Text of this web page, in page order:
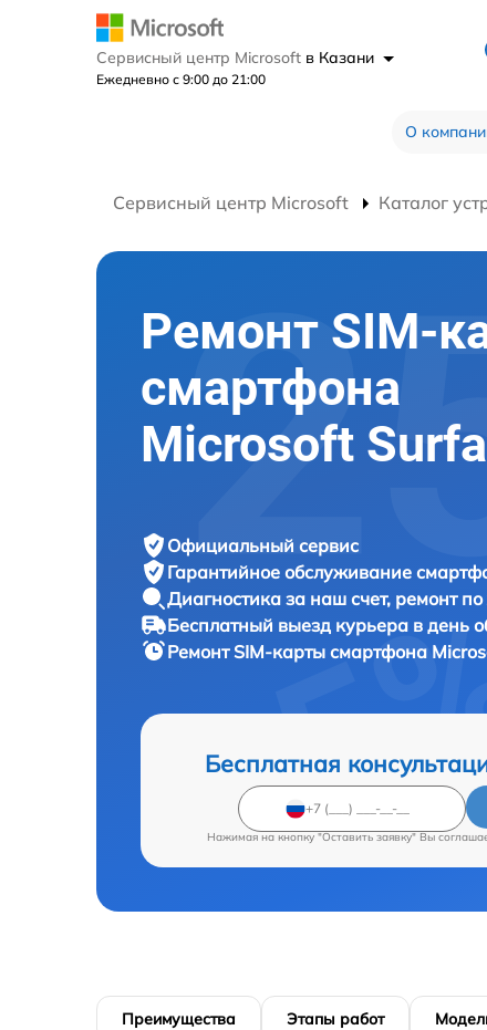
Сервисный центр Microsoft в Казани
Ежедневно с 9:00 до 21:00
О
Сервисный центр Microsoft Каталог
Ремонт SIM-
смартфона
Microsoft
Официальный сервис
Гарантийное обслуживание
Диагностика за наш счет, ремонт
Бесплатный выезд курьера в день
Ремонт SIM-карты смартфона
Бесплатная
Нажимая на кнопку "Оставить заявку" Вы
Преимущества Этапы работ